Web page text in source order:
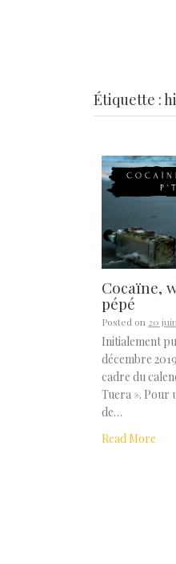
Étiquette :
Cocaïne,
pépé
Posted on 20
Initialement
décembre
cadre du
Tuera ». Pour
de…
Read More